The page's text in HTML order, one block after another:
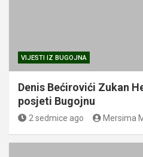
VIJESTI IZ BUGOJNA
Denis Bećirovići Zukan
posjeti Bugojnu
2 sedmice ago Mersima